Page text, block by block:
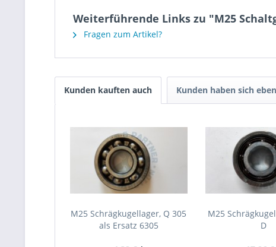
Weiterführende Links zu "M25
Fragen zum Artikel?
Kunden kauften auch Kunden haben sich
M25 Schrägkugellager, Q 305
als Ersatz 6305
M25
D